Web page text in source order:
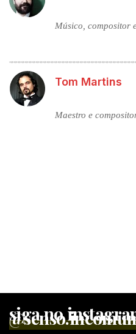
Músico, compositor
Tom Martins
Maestro e
siga no